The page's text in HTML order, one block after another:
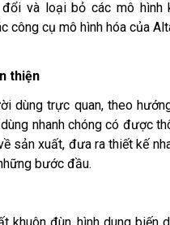
và loại bỏ các mô hình
công cụ mô hình hóa của
thiện
dùng trực quan, theo
nhanh chóng có được
sản xuất, đưa ra thiết kế
bước đầu.